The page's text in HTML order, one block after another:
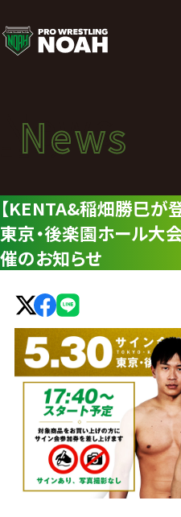
ニ
ュ
ー
ス
|
プ
ロ
レ
ス
News
ニュース
News
【KENTA&稲畑勝巳が登
東京・後楽園ホール大
催のお知らせ